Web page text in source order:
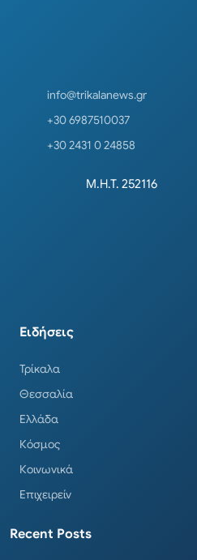
info@trikalanews.gr
+30 6987510037
+30 2431 0 24858
Μ.Η.Τ. 252116
Ειδήσεις
Τρίκαλα
Θεσσαλία
Ελλάδα
Κόσμος
Κοινωνικά
Επιχειρείν
Recent Posts